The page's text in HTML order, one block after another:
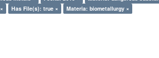
Has File(s): true × Materia: biometallurgy ×